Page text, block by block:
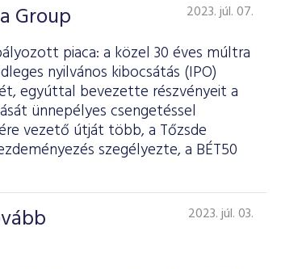
Group 2023. júl. 07.
piaca: a közel 30 éves múltra
nyilvános kibocsátás (IPO)
egyúttal bevezette részvényeit a
ünnepélyes csengetéssel
vezető útját több, a Tőzsde
szegélyezte, a BÉT50
2023. júl. 03.